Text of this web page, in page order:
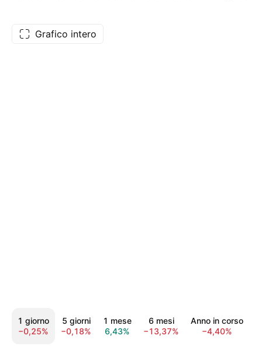
Grafico intero
1 giorno
−0,25%
5 giorni
−0,18%
1 mese
6,43%
6 mesi
−13,37%
Anno in corso
−4,40%